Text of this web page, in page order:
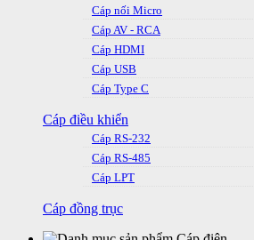
Cáp nối Micro
Cáp AV - RCA
Cáp HDMI
Cáp USB
Cáp Type C
Cáp điều khiển
Cáp RS-232
Cáp RS-485
Cáp LPT
Cáp đồng trục